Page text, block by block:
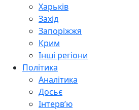
Харьків
Захід
Запоріжжя
Крим
Інші регіони
Політика
Аналітика
Досьє
Інтерв’ю